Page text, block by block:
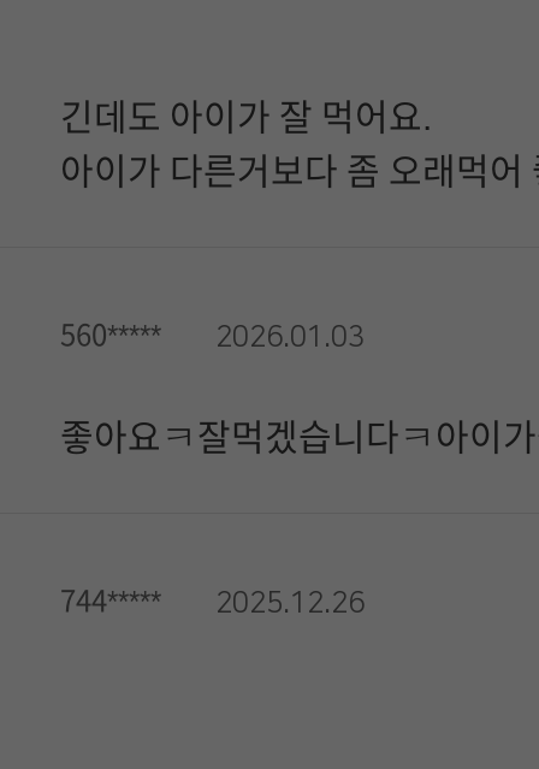
긴데도 아이가 잘 먹어요.
아이가 다른거보다 좀 오래먹어
560***** 2026.01.03
좋아요ㅋ잘먹겠습니다ㅋ아이
744***** 2025.12.26